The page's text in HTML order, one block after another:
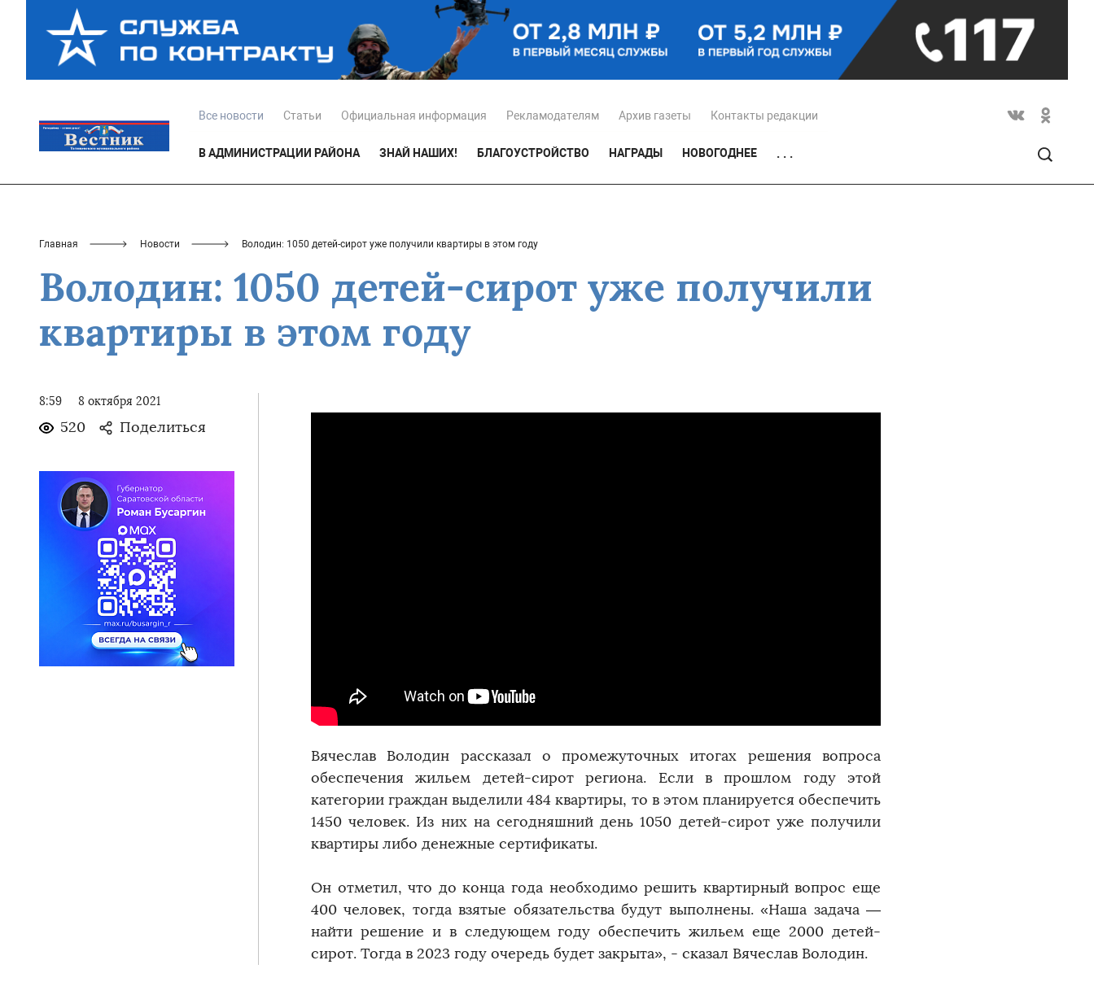
Все новости Статьи Официальная информация Рекламодателям Архив газеты Контакты редакции
В АДМИНИСТРАЦИИ РАЙОНА ЗНАЙ НАШИХ! БЛАГОУСТРОЙСТВО НАГРАДЫ НОВОГОДНЕЕ . . .
Главная Новости Володин: 1050 детей-сирот уже получили квартиры в этом году
Володин: 1050 детей-сирот уже получили
квартиры в этом году
8:59 8 октября 2021
520 Поделиться
Вячеслав Володин рассказал о промежуточных итогах решения вопроса
обеспечения жильем детей-сирот региона. Если в прошлом году этой
категории граждан выделили 484 квартиры, то в этом планируется обеспечить
1450 человек. Из них на сегодняшний день 1050 детей-сирот уже получили
квартиры либо денежные сертификаты.
Он отметил, что до конца года необходимо решить квартирный вопрос еще
400 человек, тогда взятые обязательства будут выполнены. «Наша задача —
найти решение и в следующем году обеспечить жильем еще 2000 детей-
сирот. Тогда в 2023 году очередь будет закрыта», - сказал Вячеслав Володин.